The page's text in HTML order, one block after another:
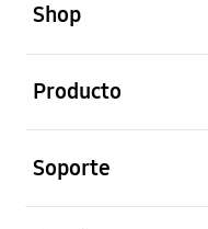
Shop
Producto
Soporte